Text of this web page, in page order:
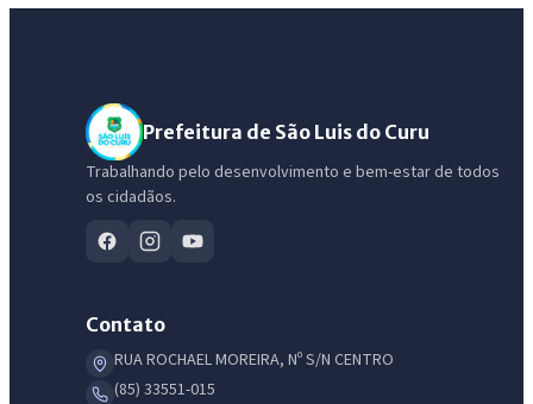
Prefeitura de São Luis do Curu
Trabalhando pelo desenvolvimento e bem-estar de todos
os cidadãos.
Contato
RUA ROCHAEL MOREIRA, Nº S/N CENTRO
(85) 33551-015